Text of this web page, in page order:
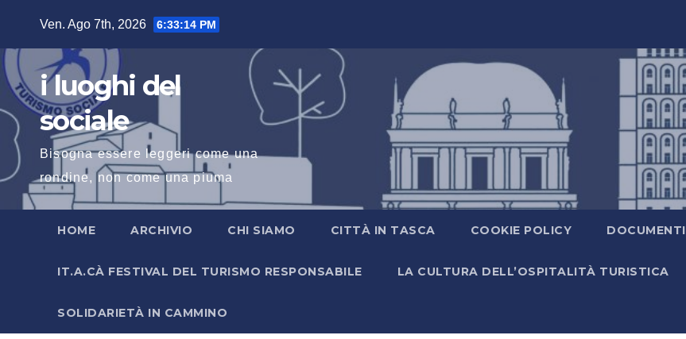
contenuto
Ven. Ago 7th, 2026 6:33:15 PM
i luoghi del
sociale
Bisogna essere leggeri come una
rondine, non come una piuma
HOME ARCHIVIO CHI SIAMO CITTÀ IN TASCA COOKIE POLICY DOCUMENTI
IT.A.CÀ FESTIVAL DEL TURISMO RESPONSABILE LA CULTURA DELL’OSPITALITÀ TURISTICA
SOLIDARIETÀ IN CAMMINO